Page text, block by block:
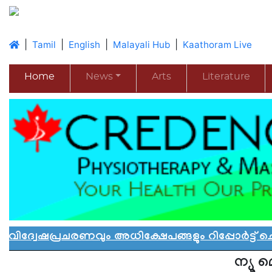
|Tamil English Malayali Hub Kaathoram Live
Home News Arts Literature
അധിക്ഷേപങ്ങളും റിപ്പോർട്ട് ചെയ്യാൻ
ന്യൂ